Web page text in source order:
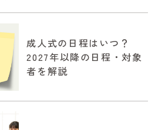
成人式の日程はいつ？
2027年以降の日程・対象
者を解説